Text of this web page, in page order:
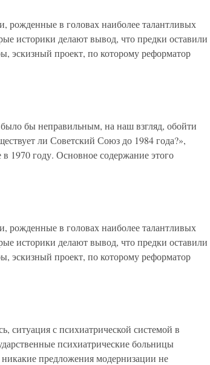
рожденные в головах наиболее талантливых
историки делают вывод, что предки оставили
эскизный проект, по которому реформатор
бы неправильным, на наш взгляд, обойти
ли Советский Союз до 1984 года?»,
1970 году. Основное содержание этого
рожденные в головах наиболее талантливых
историки делают вывод, что предки оставили
эскизный проект, по которому реформатор
ситуация с психиатрической системой в
психиатрические больницы
предложения модернизации не